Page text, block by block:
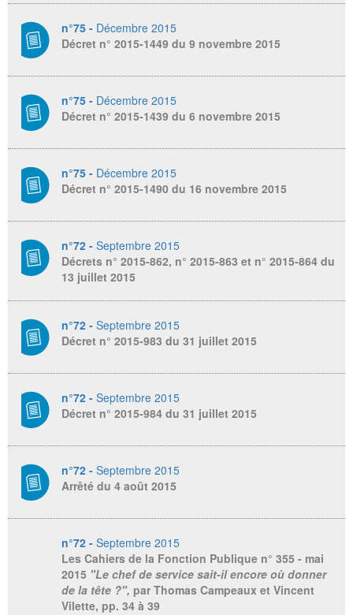
n°75 - Décembre 2015
Décret n° 2015-1449 du 9 novembre 2015
n°75 - Décembre 2015
Décret n° 2015-1439 du 6 novembre 2015
n°75 - Décembre 2015
Décret n° 2015-1490 du 16 novembre 2015
n°72 - Septembre 2015
Décrets n° 2015-862, n° 2015-863 et n° 2015-864 du
13 juillet 2015
n°72 - Septembre 2015
Décret n° 2015-983 du 31 juillet 2015
n°72 - Septembre 2015
Décret n° 2015-984 du 31 juillet 2015
n°72 - Septembre 2015
Arrêté du 4 août 2015
n°72 - Septembre 2015
Les Cahiers de la Fonction Publique n° 355 - mai
2015 "Le chef de service sait-il encore où donner
de la tête ?", par Thomas Campeaux et Vincent
Vilette, pp. 34 à 39